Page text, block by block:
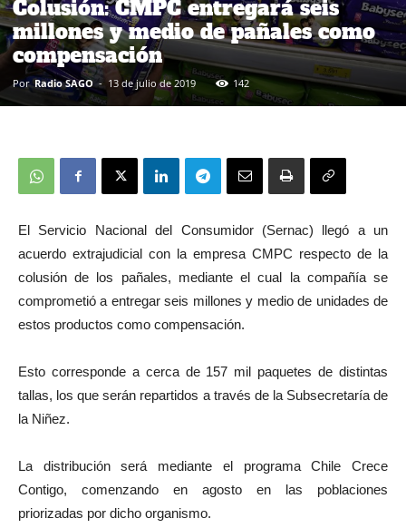
Colusión: CMPC entregará seis
millones y medio de pañales como
compensación
Por Radio SAGO - 13 de julio de 2019 142
El Servicio Nacional del Consumidor (Sernac) llegó a un
acuerdo extrajudicial con la empresa CMPC respecto de la
colusión de los pañales, mediante el cual la compañía se
comprometió a entregar seis millones y medio de unidades de
estos productos como compensación.
Esto corresponde a cerca de 157 mil paquetes de distintas
tallas, los que serán repartidos a través de la Subsecretaría de
la Niñez.
La distribución será mediante el programa Chile Crece
Contigo, comenzando en agosto en las poblaciones
priorizadas por dicho organismo.